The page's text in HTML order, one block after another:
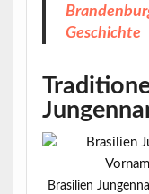
Geschichte
Brasilien